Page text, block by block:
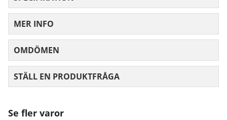
MER INFO
OMDÖMEN
STÄLL EN PRODUKTFRÅGA
Se fler varor